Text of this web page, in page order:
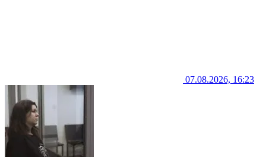
07.08.2026, 16:23